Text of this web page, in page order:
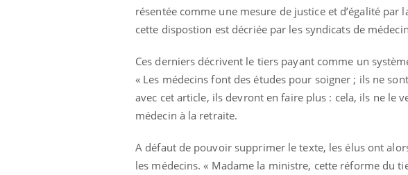
résentée comme une mesure de justice et d’égalité
cette dispostion est décriée par les syndicats de
Ces derniers décrivent le tiers payant comme un
« Les médecins font des études pour soigner ; ils ne
avec cet article, ils devront en faire plus : cela, ils ne le
médecin à la retraite.
A défaut de pouvoir supprimer le texte, les élus ont
les médecins. « Madame la ministre, cette réforme du